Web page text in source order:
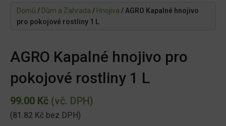
Domů / Dům a Zahrada / Hnojiva / AGRO Kapalné hnojivo
pro pokojové rostliny 1 L
AGRO Kapalné hnojivo pro
pokojové rostliny 1 L
99.00 Kč (vč. DPH)
(81.82 Kč bez DPH)